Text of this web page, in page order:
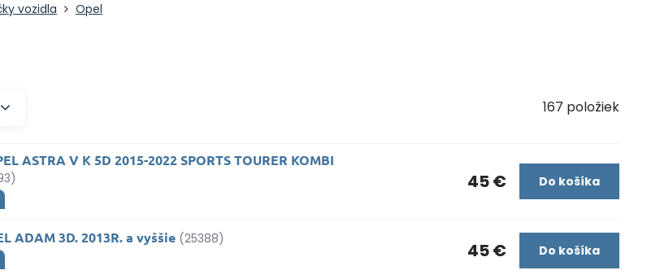
vozidla Opel
167 položiek
ASTRA V K 5D 2015-2022 SPORTS TOURER KOMBI
45 € Do košíka
ADAM 3D. 2013R. a vyššie (25388)
45 € Do košíka